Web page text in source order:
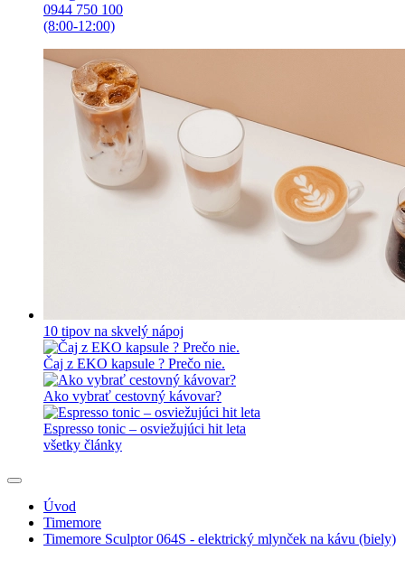
0944 750 100
(8:00-12:00)
10 tipov na skvelý nápoj
Čaj z EKO kapsule ? Prečo nie.
Ako vybrať cestovný kávovar?
Espresso tonic – osviežujúci hit leta
všetky články
Úvod
Timemore
Timemore Sculptor 064S - elektrický mlynček na kávu (biely)